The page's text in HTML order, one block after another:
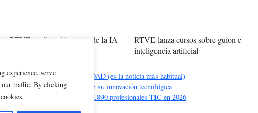
experience, serve
our traffic. By clicking
RTVE analiza el impacto de la IA
RTVE lanza cursos sobre guion e
inteligencia artificial
Categorías
0 NORMAL ACTUALIDAD (es la noticia más habitual)
Eurecat recibe premio por su innovación tecnológica
Barcelona cuenta con 135.890 profesionales TIC en 2026